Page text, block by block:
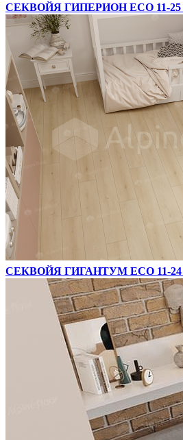
СЕКВОЙЯ ГИПЕРИОН ECO 11-25
СЕКВОЙЯ ГИГАНТУМ ECO 11-24